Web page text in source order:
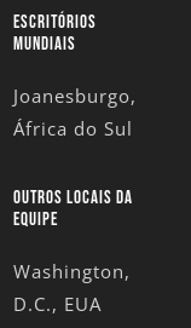
ESCRITÓRIOS
MUNDIAIS
Joanesburgo,
África do Sul
OUTROS LOCAIS DA
EQUIPE
Washington,
D.C., EUA